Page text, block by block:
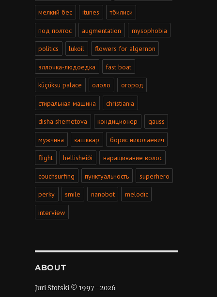
мелкий бес itunes тбилиси
под полтос augmentation mysophobia
politics lukoil flowers for algernon
эллочка-людоедка fast boat
küçüksu palace ололо огород
стиральная машина christiania
disha shemetova кондиционер gauss
мужчина зашквар борис николаевич
flight hellisheiði наращивание волос
couchsurfing пунктуальность superhero
perky smile nanobot melodic
interview
ABOUT
Juri Stotski © 1997–2026